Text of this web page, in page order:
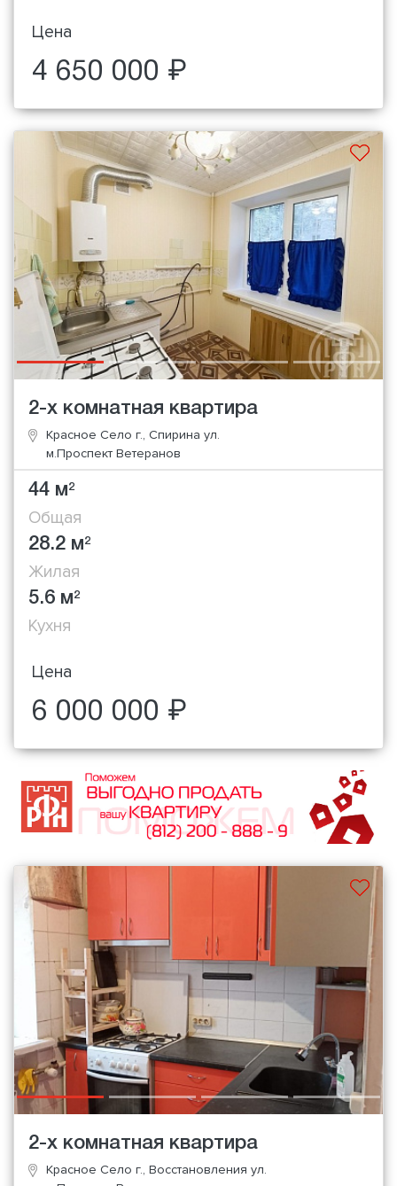
Цена
4 650 000 ₽
2-х комнатная квартира
Красное Село г., Спирина ул.
м.Проспект Ветеранов
44 м2
Общая
28.2 м2
Жилая
5.6 м2
Кухня
Цена
6 000 000 ₽
2-х комнатная квартира
Красное Село г., Восстановления ул.